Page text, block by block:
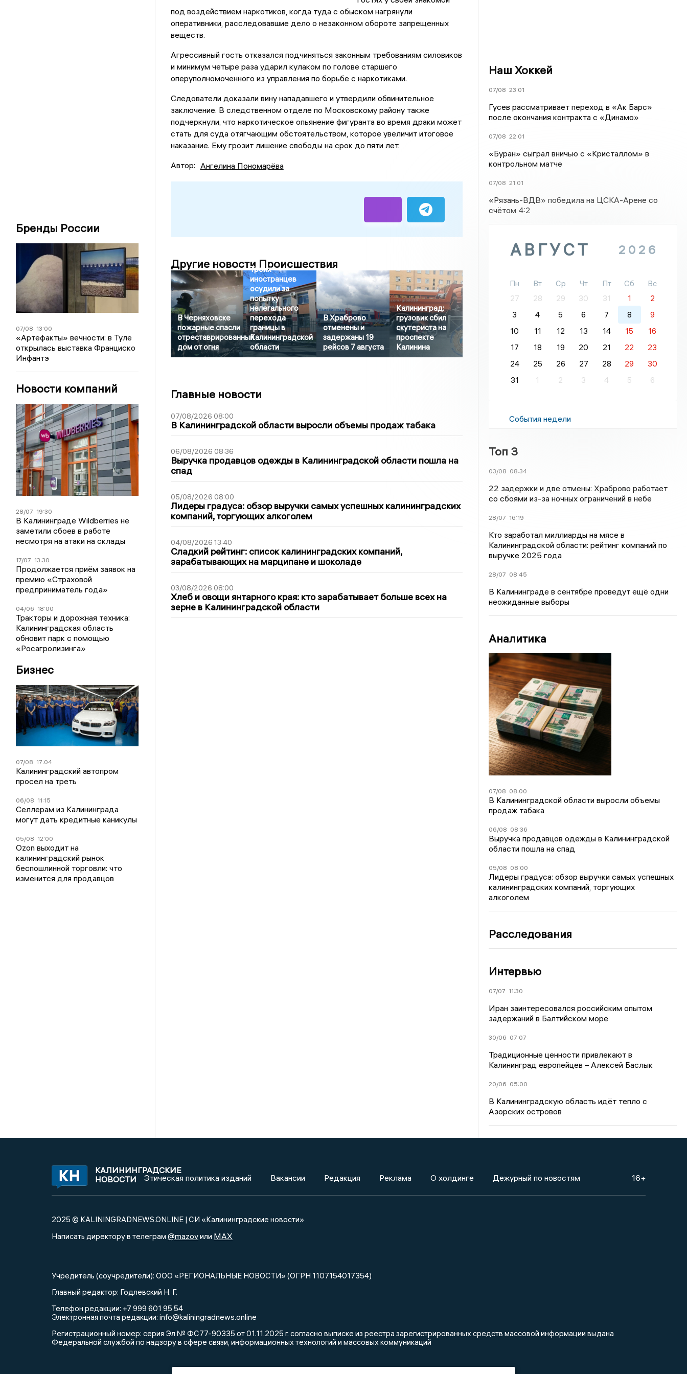
Бренды России
07/08 13:00
«Артефакты» вечности: в Туле
открылась выставка Франциско
Инфантэ
Новости компаний
28/07 19:30
В Калининграде Wildberries не
заметили сбоев в работе
несмотря на атаки на склады
17/07 13:30
Продолжается приём заявок на
премию «Страховой
предприниматель года»
04/06 18:00
Тракторы и дорожная техника:
Калининградская область
обновит парк с помощью
«Росагролизинга»
Бизнес
07/08 17:04
Калининградский автопром
просел на треть
06/08 11:15
Селлерам из Калининграда
могут дать кредитные каникулы
05/08 12:00
Ozon выходит на
калининградский рынок
беспошлинной торговли: что
изменится для продавцов
под воздействием наркотиков, когда туда с обыском нагрянули
оперативники, расследовавшие дело о незаконном обороте запрещенных
веществ.
Агрессивный гость отказался подчиняться законным требованиям силовиков
и минимум четыре раза ударил кулаком по голове старшего
оперуполномоченного из управления по борьбе с наркотиками.
Следователи доказали вину нападавшего и утвердили обвинительное
заключение. В следственном отделе по Московскому району также
подчеркнули, что наркотическое опьянение фигуранта во время драки может
стать для суда отягчающим обстоятельством, которое увеличит итоговое
наказание. Ему грозит лишение свободы на срок до пяти лет.
Автор: Ангелина Пономарёва
Другие новости Происшествия
В Черняховске
пожарные спасли
отреставрированный
дом от огня
Троих
иностранцев
осудили за
попытку
нелегального
перехода
границы в
Калининградской
области
В Храброво
отменены и
задержаны 19
рейсов 7 августа
Калининград:
грузовик сбил
скутериста на
проспекте
Калинина
Главные новости
07/08/2026 08:00
В Калининградской области выросли объемы продаж табака
06/08/2026 08:36
Выручка продавцов одежды в Калининградской области пошла на
спад
05/08/2026 08:00
Лидеры градуса: обзор выручки самых успешных калининградских
компаний, торгующих алкоголем
04/08/2026 13:40
Сладкий рейтинг: список калининградских компаний,
зарабатывающих на марципане и шоколаде
03/08/2026 08:00
Хлеб и овощи янтарного края: кто зарабатывает больше всех на
зерне в Калининградской области
Наш Хоккей
07/08 23:01
Гусев рассматривает переход в «Ак Барс»
после окончания контракта с «Динамо»
07/08 22:01
«Буран» сыграл вничью с «Кристаллом» в
контрольном матче
07/08 21:01
«Рязань-ВДВ» победила на ЦСКА-Арене со
счётом 4:2
АВГУСТ 2026
Пн Вт Ср Чт Пт Сб
Вс
27
28 29 30 31 1
2
3
4 5 6 7 8
9
10
11 12 13 14 15
16
17
18 19 20 21 22
23
24
25 26 27 28 29
30
31
1 2 3 4 5 6
События недели
Топ 3
03/08 08:34
22 задержки и две отмены: Храброво работает
со сбоями из-за ночных ограничений в небе
28/07 16:19
Кто заработал миллиарды на мясе в
Калининградской области: рейтинг компаний по
выручке 2025 года
28/07 08:45
В Калининграде в сентябре проведут ещё одни
неожиданные выборы
Аналитика
07/08 08:00
В Калининградской области выросли объемы
продаж табака
06/08 08:36
Выручка продавцов одежды в Калининградской
области пошла на спад
05/08 08:00
Лидеры градуса: обзор выручки самых успешных
калининградских компаний, торгующих
алкоголем
Расследования
Интервью
07/07 11:30
Иран заинтересовался российским опытом
задержаний в Балтийском море
30/06 07:07
Традиционные ценности привлекают в
Калининград европейцев – Алексей Баслык
20/06 05:00
В Калининградскую область идёт тепло с
Азорских островов
КАЛИНИНГРАДСКИЕ
НОВОСТИ
Этическая политика изданий Вакансии Редакция Реклама О холдинге Дежурный по новостям 16+
2025 © KALININGRADNEWS.ONLINE | СИ «Калининградские новости»
Написать директору в телеграм @mazovили MAX
Учредитель (соучредители): ООО «РЕГИОНАЛЬНЫЕ НОВОСТИ» (ОГРН 1107154017354)
Главный редактор: Годлевский Н. Г.
Телефон редакции: +7 999 601 95 54
Электронная почта редакции: info@kaliningradnews.online
Регистрационный номер: серия Эл № ФС77-90335 от 01.11.2025 г. согласно выписке из реестра зарегистрированных средств массовой информации выдана
Федеральной службой по надзору в сфере связи, информационных технологий и массовых коммуникаций